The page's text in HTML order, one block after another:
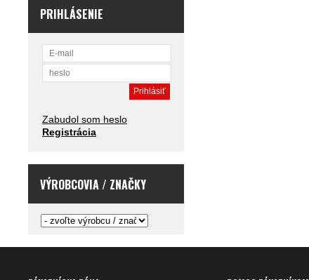
PRIHLÁSENIE
Zabudol som heslo
Registrácia
VÝROBCOVIA / ZNAČKY